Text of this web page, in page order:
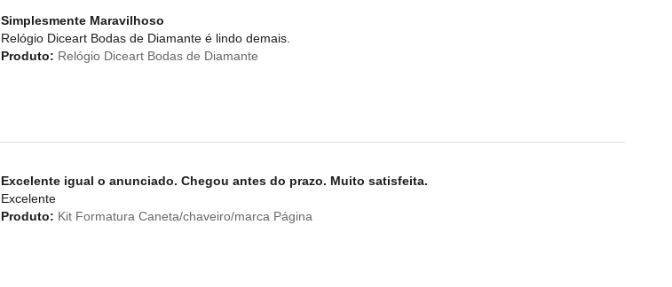
Simplesmente Maravilhoso
Relógio Diceart Bodas de Diamante é lindo demais.
Produto: Relógio Diceart Bodas de Diamante
Excelente igual o anunciado. Chegou antes do prazo. Muito satisfeita.
Excelente
Produto: Kit Formatura Caneta/chaveiro/marca Página